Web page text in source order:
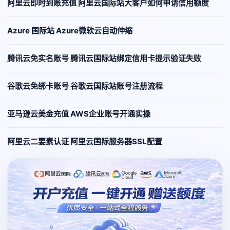
阿里云即时到账充值 阿里云国际站大客户如何申请信用额度
Azure 国际站 Azure微软云自动伸缩
腾讯云免实名账号 腾讯云国际站绑定信用卡提示验证失败
谷歌云免绑卡账号 谷歌云国际站账号注册流程
亚马逊云美金充值 AWS企业账号开通实操
阿里云二要素认证 阿里云国际服务器SSL配置